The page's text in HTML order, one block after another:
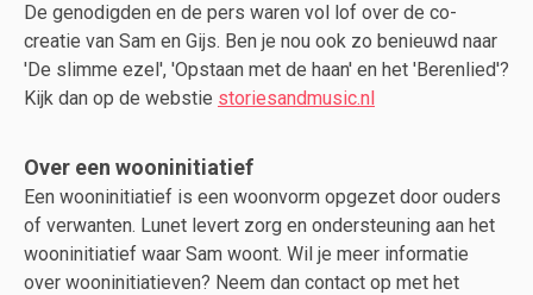
De genodigden en de pers waren vol lof over de co-
creatie van Sam en Gijs. Ben je nou ook zo benieuwd naar
'De slimme ezel', 'Opstaan met de haan' en het 'Berenlied'?
Kijk dan op de webstie storiesandmusic.nl
Over een wooninitiatief
Een wooninitiatief is een woonvorm opgezet door ouders
of verwanten. Lunet levert zorg en ondersteuning aan het
wooninitiatief waar Sam woont. Wil je meer informatie
over wooninitiatieven? Neem dan contact op met het